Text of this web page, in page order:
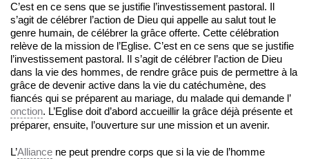
C’est en ce sens que se justifie l’investissement pastoral. Il
s’agit de célébrer l’action de Dieu qui appelle au salut tout le
genre humain, de célébrer la grâce offerte. Cette célébration
relève de la mission de l’Eglise. C’est en ce sens que se justifie
l’investissement pastoral. Il s’agit de célébrer l’action de Dieu
dans la vie des hommes, de rendre grâce puis de permettre à la
grâce de devenir active dans la vie du catéchumène, des
fiancés qui se préparent au mariage, du malade qui demande l’
onction. L’Eglise doit d’abord accueillir la grâce déjà présente et
préparer, ensuite, l’ouverture sur une mission et un avenir.
L’Alliance ne peut prendre corps que si la vie de l’homme